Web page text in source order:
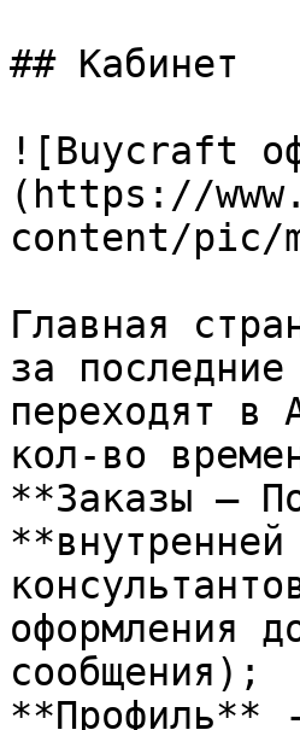
## Кабинет
![Buycraft
(https://
content/pic/
Главная
за
переходят в
кол-во
**Заказы –
оформления
сообщения);
**Профиль**